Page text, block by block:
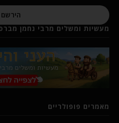
הירשם
מעשיות ומשלים מרבי נחמן
מאמרים פופולריים